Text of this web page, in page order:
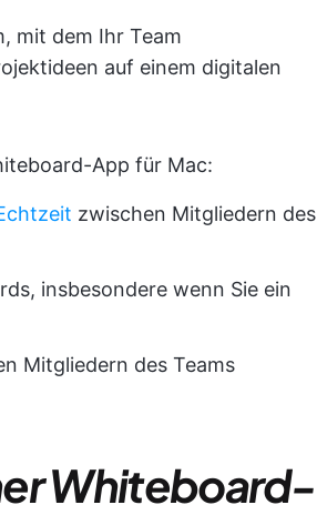
mit dem Ihr Team
auf einem digitalen
App für Mac:
zwischen Mitgliedern des
insbesondere wenn Sie ein
Mitgliedern des Teams
Whiteboard-